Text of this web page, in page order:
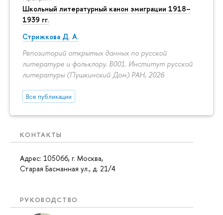
Школьный литературный канон эмиграции 1918–
1939 гг.
Стрижкова Д. А.
Репозиторий открытых данных по русской
литературе и фольклору. B001. Институт русской
литературы (Пушкинский Дом) РАН, 2026
Все публикации
КОНТАКТЫ
Адрес: 105066, г. Москва,
Старая Басманная ул., д. 21/4
РУКОВОДСТВО